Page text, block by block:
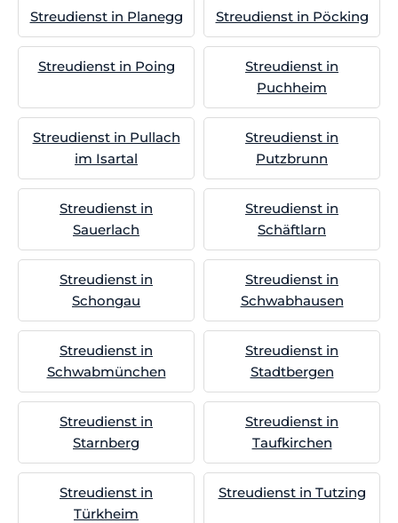
Streudienst in Planegg Streudienst in Pöcking
Streudienst in Poing
Streudienst in
Puchheim
Streudienst in Pullach
im Isartal
Streudienst in
Putzbrunn
Streudienst in
Sauerlach
Streudienst in
Schäftlarn
Streudienst in
Schongau
Streudienst in
Schwabhausen
Streudienst in
Schwabmünchen
Streudienst in
Stadtbergen
Streudienst in
Starnberg
Streudienst in
Taufkirchen
Streudienst in
Türkheim
Streudienst in Tutzing